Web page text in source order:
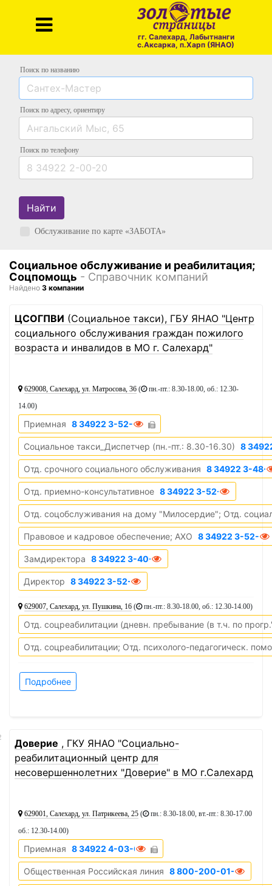
гг. Салехард, Лабытнанги
с.Аксарка, п.Харп (ЯНАО)
Поиск по названию
Поиск по адресу, ориентиру
Поиск по телефону
Найти
Обслуживание по карте «ЗАБОТА»
Социальное обслуживание и реабилитация;
Соцпомощь - Справочник компаний
Найдено 3 компании
ЦСОГПВИ (Социальное такси), ГБУ ЯНАО "Центр
социального обслуживания граждан пожилого
возраста и инвалидов в МО г. Салехард"
629008, Салехард, ул. Матросова, 36 (
пн.-пт.: 8.30-18.00, об.: 12.30-
14.00)
Приемная 8 34922 3-52-19
Социальное такси_Диспетчер (пн.-пт.: 8.30-16.30) 8
Отд. срочного социального обслуживания 8 34922 3-48-
Отд. приемно-консультативное 8 34922 3-52-18
Отд. соцобслуживания на дому "Милосердие"; Отд.
Правовое и кадровое обеспечение; АХО 8 34922 3-52-30
Замдиректора 8 34922 3-40-74
Директор 8 34922 3-52-27
629007, Салехард, ул. Пушкина, 16 ( пн.-пт.: 8.30-18.00, об.: 12.30-14.00)
Отд. соцреабилитации (дневн. пребывание (в т.ч. по
Отд. соцреабилитации; Отд. психолого-педагогическ.
Подробнее
Доверие , ГКУ ЯНАО "Социально-
реабилитационный центр для
несовершеннолетних "Доверие" в МО г.Салехард
629001, Салехард, ул. Патрикеева, 25 (
пн.: 8.30-18.00, вт.-пт.: 8.30-17.00
об.: 12.30-14.00)
Приемная 8 34922 4-03-03
Общественная Российская линия 8 800-200-01-22